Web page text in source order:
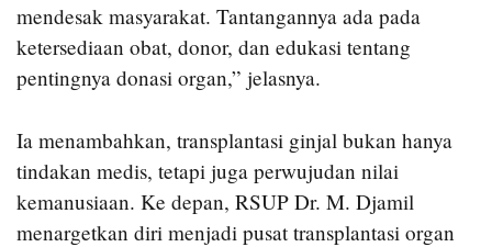
mendesak masyarakat. Tantangannya ada pada
ketersediaan obat, donor, dan edukasi tentang
pentingnya donasi organ,” jelasnya.
Ia menambahkan, transplantasi ginjal bukan hanya
tindakan medis, tetapi juga perwujudan nilai
kemanusiaan. Ke depan, RSUP Dr. M. Djamil
menargetkan diri menjadi pusat transplantasi organ